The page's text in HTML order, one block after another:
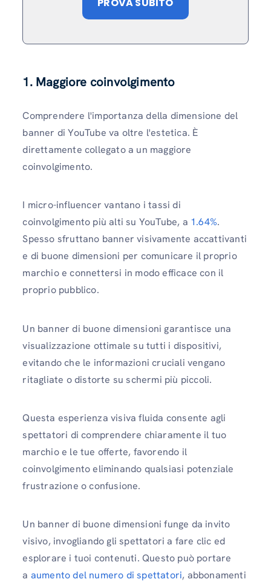
1. Maggiore coinvolgimento
Comprendere l'importanza della dimensione del
banner di YouTube va oltre l'estetica. È
direttamente collegato a un maggiore
coinvolgimento.
I micro-influencer vantano i tassi di
coinvolgimento più alti su YouTube, a 1.64%.
Spesso sfruttano banner visivamente accattivanti
e di buone dimensioni per comunicare il proprio
marchio e connettersi in modo efficace con il
proprio pubblico.
Un banner di buone dimensioni garantisce una
visualizzazione ottimale su tutti i dispositivi,
evitando che le informazioni cruciali vengano
ritagliate o distorte su schermi più piccoli.
Questa esperienza visiva fluida consente agli
spettatori di comprendere chiaramente il tuo
marchio e le tue offerte, favorendo il
coinvolgimento eliminando qualsiasi potenziale
frustrazione o confusione.
Un banner di buone dimensioni funge da invito
visivo, invogliando gli spettatori a fare clic ed
esplorare i tuoi contenuti. Questo può portare
a aumento del numero di spettatori, abbonamenti